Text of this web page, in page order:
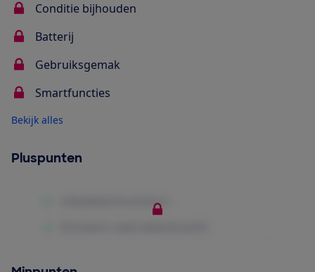
Conditie bijhouden
Batterij
Gebruiksgemak
Smartfuncties
Bekijk alles
Pluspunten